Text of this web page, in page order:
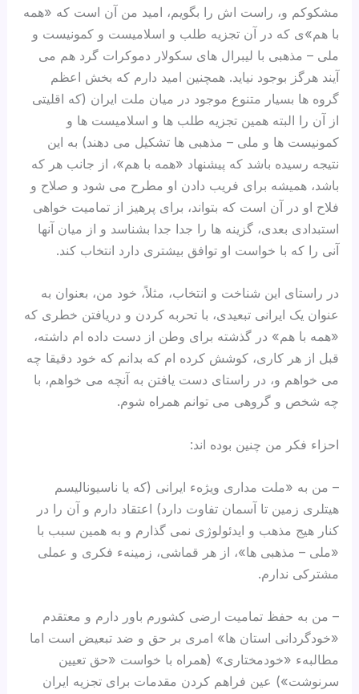
مشکوکم و، راست اش را بگویم، امید من آن است که «همه
با هم»ی که در آن تجزیه طلب و اسلامیست و کمونیست و
ملی – مذهبی با لیبرال های سکولار دموکرات گرد هم می
آیند هرگز بوجود نیاید. همچنین امید دارم که بخش اعظم
گروه ها بسیار متنوع موجود در میان ملت ایران (که اقلیتی
از آن را البته همین تجزیه طلب ها و اسلامیست ها و
کمونیست ها و ملی – مذهبی ها تشکیل می دهند) به این
نتیجه رسیده باشد که پیشنهاد «همه با هم»، از جانب هر که
باشد، همیشه برای فریب دادن او مطرح می شود و صلاح و
فلاح او در آن است که بتواند، برای پرهیز از تمامیت خواهی
استبدادی بعدی، گزینه ها را جدا جدا بشناسد و از میان آنها
آنی را که با خواست او توافق بیشتری دارد انتخاب کند.
در راستای این شناخت و انتخاب، مثلاً، خود من، بعنوان به
عنوان یک ایرانی تبعیدی، با تحربه کردن و دریافتن خطری که
«همه با هم» در گذشته برای وطن از دست داده ام داشته،
قبل از هر کاری، کوشش کرده ام که بدانم که خود دقیقا چه
می خواهم و، در راستای دست یافتن به آنچه می خواهم، با
چه شخص و گروهی می توانم همراه شوم.
احزاء فکر من چنین بوده اند:
– من به «ملت مداری ویژهء ایرانی (که یا ناسیونالیسم
هیتلری زمین تا آسمان تفاوت دارد) اعتقاد دارم و آن را در
کنار هیج مذهب و ایدئولوژی نمی گذارم و به همین سبب با
«ملی – مذهبی ها»، از هر قماشی، زمینهء فکری و عملی
مشترکی ندارم.
– من به حفظ تمامیت ارضی کشورم باور دارم و معتقدم
«خودگردانی استان ها» امری بر حق و ضد تبعیض است اما
مطالبهء «خودمختاری» (همراه با خواست «حق تعیین
سرنوشت») عین فراهم کردن مقدمات برای تجزیه ایران